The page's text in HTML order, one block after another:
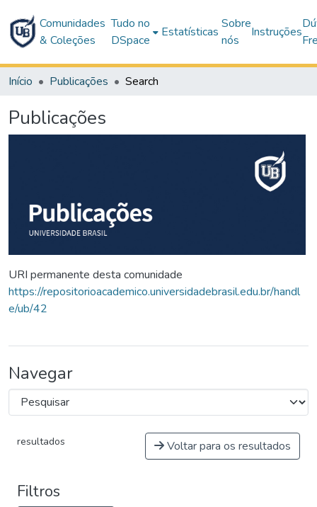
Comunidades
& Coleções
Tudo no
DSpace
Estatísticas
Sobre
nós
Instruções
Início Publicações Search
Publicações
URI permanente desta comunidade
https://repositorioacademico.universidadebrasil.edu.br/handl
e/ub/42
Navegar
resultados Voltar para os resultados
Filtros